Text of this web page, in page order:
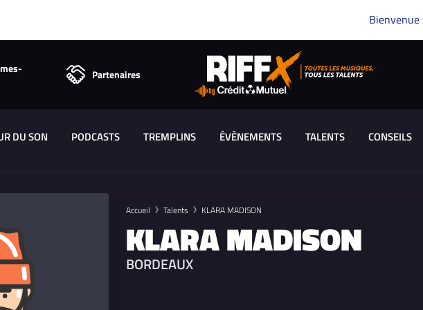
Bienvenue
Partenaires
DU SON PODCASTS TREMPLINS ÉVÈNEMENTS TALENTS CONSEILS
Accueil Talents KLARA MADISON
KLARA MADISON
BORDEAUX